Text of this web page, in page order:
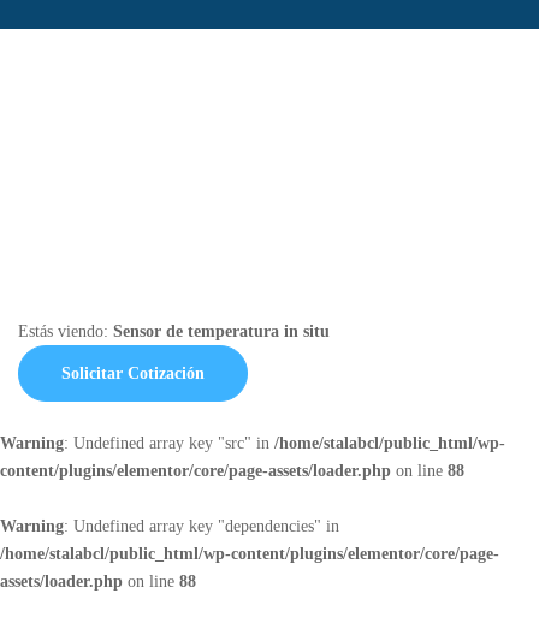
Estás viendo: Sensor de temperatura in situ
Solicitar Cotización
Warning: Undefined array key "src" in /home/stalabcl/public_html/wp-
content/plugins/elementor/core/page-assets/loader.php on line 88
Warning: Undefined array key "dependencies" in
/home/stalabcl/public_html/wp-content/plugins/elementor/core/page-
assets/loader.php on line 88